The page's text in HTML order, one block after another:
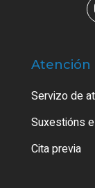
Atención
Servizo de
Suxestións
Cita previa